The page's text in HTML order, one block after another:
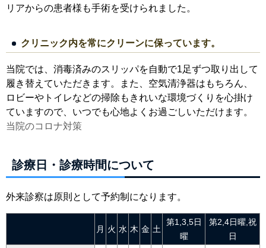
リアからの患者様も手術を受けられました。
クリニック内を常にクリーンに保っています。
当院では、消毒済みのスリッパを自動で1足ずつ取り出して
履き替えていただきます。また、空気清浄器はもちろん、
ロビーやトイレなどの掃除もきれいな環境づくりを心掛け
ていますので、いつでも心地よくお過ごしいただけます。
当院のコロナ対策
診療日・診療時間について
外来診察は原則として予約制になります。
月 火 水 木 金 土
第1,3,5日
曜
第2,4日曜,祝
日